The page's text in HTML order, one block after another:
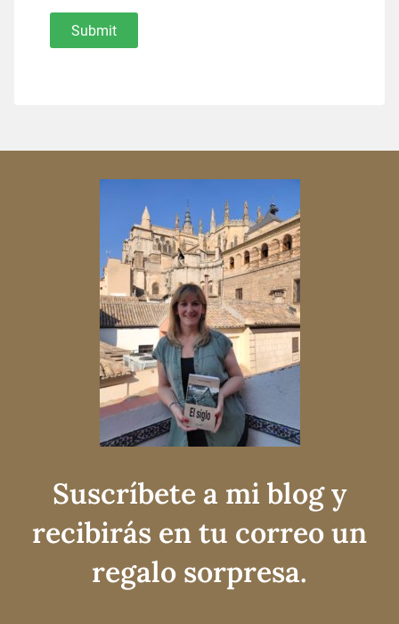
Suscríbete a mi blog y
recibirás en tu correo un
regalo sorpresa.